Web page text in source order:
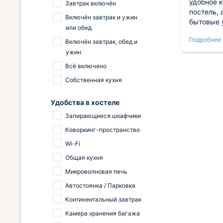
отношение, меня заселили в 4:00
утра, без доплат., отношение
персонала- всегда навстречу шли,
в номере был даже фен и все
необходимое. Спасибо большое за
уют и любовь к своей работе.
Подробнее
удобное
постель,
бытовые
кухней.
Подробнее
Завтрак включён
Включён завтрак и ужин
или обед
Включён завтрак, обед и
ужин
Всё включено
Собственная кухня
Удобства в хостеле
Запирающиеся шкафчики
Коворкинг-пространство
Wi-Fi
Общая кухня
Микроволновая печь
Автостоянка / Парковка
Континентальный завтрак
Камера хранения багажа